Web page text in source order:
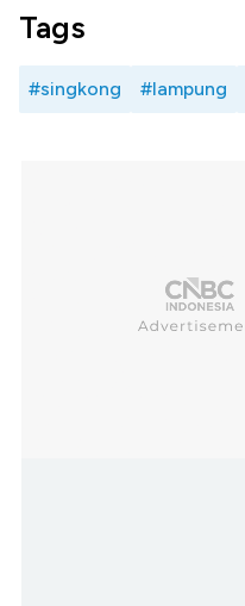
Tags
#singkong #lampung